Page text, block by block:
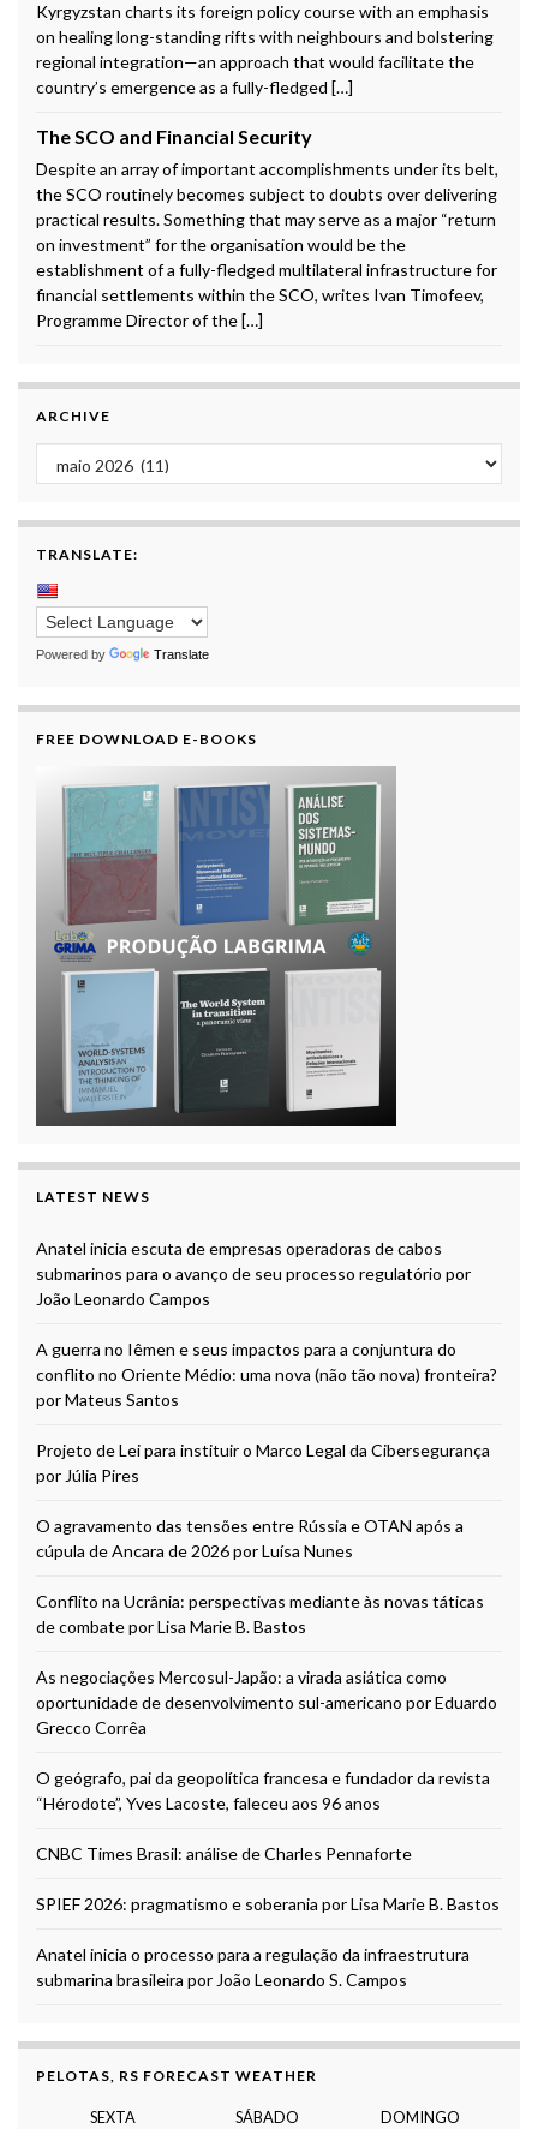
Kyrgyzstan charts its foreign policy course with an emphasis
on healing long-standing rifts with neighbours and bolstering
regional integration—an approach that would facilitate the
country’s emergence as a fully-fledged […]
The SCO and Financial Security
Despite an array of important accomplishments under its belt,
the SCO routinely becomes subject to doubts over delivering
practical results. Something that may serve as a major “return
on investment” for the organisation would be the
establishment of a fully-fledged multilateral infrastructure for
financial settlements within the SCO, writes Ivan Timofeev,
Programme Director of the […]
ARCHIVE
Archive
TRANSLATE:
Powered by Translate
FREE DOWNLOAD E-BOOKS
LATEST NEWS
Anatel inicia escuta de empresas operadoras de cabos
submarinos para o avanço de seu processo regulatório por
João Leonardo Campos
A guerra no Iêmen e seus impactos para a conjuntura do
conflito no Oriente Médio: uma nova (não tão nova) fronteira?
por Mateus Santos
Projeto de Lei para instituir o Marco Legal da Cibersegurança
por Júlia Pires
O agravamento das tensões entre Rússia e OTAN após a
cúpula de Ancara de 2026 por Luísa Nunes
Conflito na Ucrânia: perspectivas mediante às novas táticas
de combate por Lisa Marie B. Bastos
As negociações Mercosul-Japão: a virada asiática como
oportunidade de desenvolvimento sul-americano por Eduardo
Grecco Corrêa
O geógrafo, pai da geopolítica francesa e fundador da revista
“Hérodote”, Yves Lacoste, faleceu aos 96 anos
CNBC Times Brasil: análise de Charles Pennaforte
SPIEF 2026: pragmatismo e soberania por Lisa Marie B. Bastos
Anatel inicia o processo para a regulação da infraestrutura
submarina brasileira por João Leonardo S. Campos
PELOTAS, RS FORECAST WEATHER
SEXTA SÁBADO DOMINGO